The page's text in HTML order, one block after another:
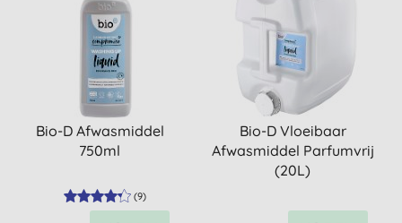
Bio-D Afwasmiddel
750ml
(9)
Bio-D Vloeibaar
Afwasmiddel Parfumvrij
(20L)